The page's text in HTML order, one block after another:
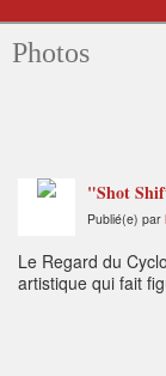
Photos
"Shot
Publié(e) par
Le Regard du
artistique qui fait
décalée, de